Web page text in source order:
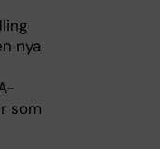
nya
som